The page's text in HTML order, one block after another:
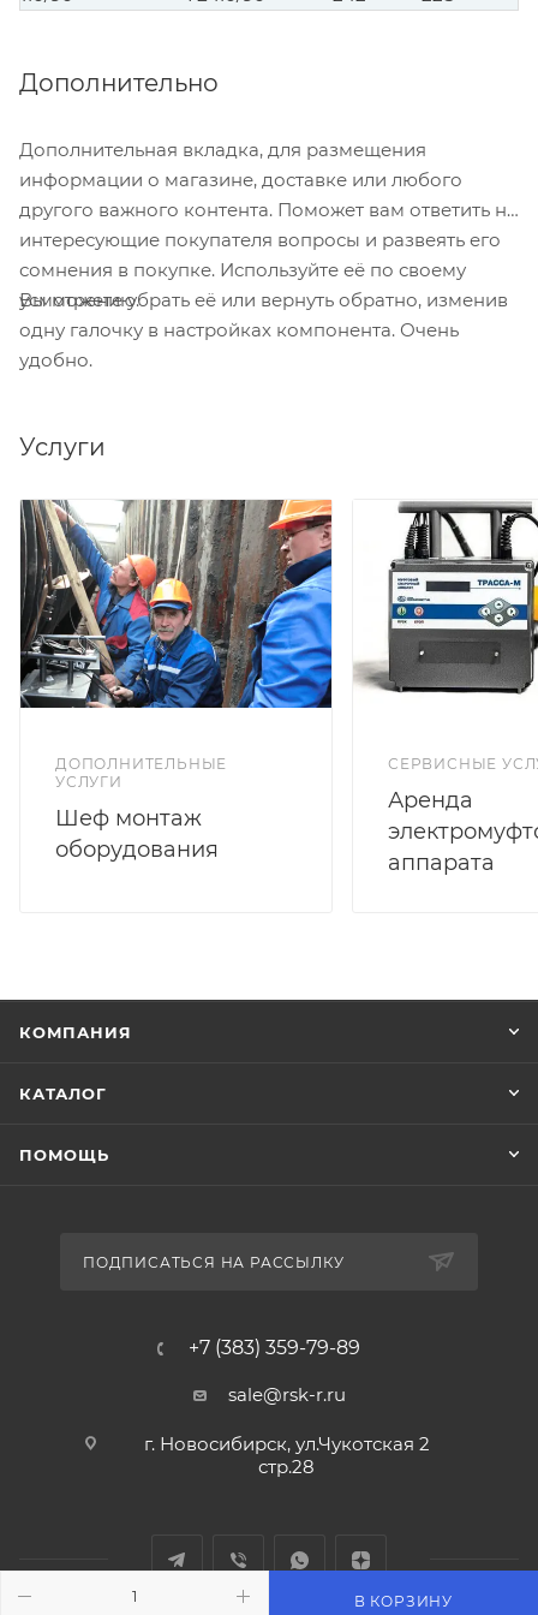
В КОРЗИНУ
Дополнительно
Дополнительная вкладка, для размещения
информации о магазине, доставке или любого
другого важного контента. Поможет вам ответить на
интересующие покупателя вопросы и развеять его
сомнения в покупке. Используйте её по своему
усмотрению.
Вы можете убрать её или вернуть обратно, изменив
одну галочку в настройках компонента. Очень
удобно.
Услуги
ДОПОЛНИТЕЛЬНЫЕ
УСЛУГИ
Шеф монтаж
оборудования
СЕРВИСНЫЕ
Аренда
аппарата
КОМПАНИЯ
КАТАЛОГ
ПОМОЩЬ
ПОДПИСАТЬСЯ НА РАССЫЛКУ
+7 (383) 359-79-89
sale@rsk-r.ru
г. Новосибирск, ул.Чукотская 2
стр.28